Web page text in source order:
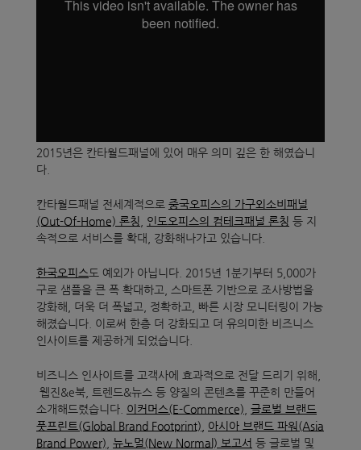
2015년은 칸타월드패널에 있어 매우 의미 깊은 한 해였습니
다.
칸타월드패널 전세계적으로 중국오피스의 가구외소비패널
(Out-Of-Home) 론칭
인도오피스의 컴테크패널 론칭 등 지
속적으로 서비스를 확대, 강화해나가고 있습니다.
한국오피스도 예외가 아닙니다. 2015년 1분기부터 5,000가
구로 샘플을 큰 폭 확대하고, 스마트폰 기반으로 조사방법을
강화해, 더욱 더 폭넓고, 정확하고, 빠른 시장 모니터링이 가능
해졌습니다. 이로써 한층 더 강화되고 더 유의미한 비즈니스
인사이트를 제공하게 되었습니다.
비즈니스 인사이트를 고객사에 효과적으로 전달 드리기 위해,
웹진&e북, 트렌드&뉴스 등 양질의 콘텐츠를 꾸준히 만들어
소개해드렸습니다. 이커머스(E-Commerce) 글로벌 브랜드
풋프린트(Global Brand Footprint),
아시아 브랜드 파워(Asia
Brand Power) 뉴노멀(New Normal) 보고서 등 글로벌 및